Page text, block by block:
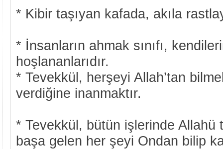
* Kibir taşıyan kafada, akıla
* İnsanların ahmak sınıfı,
hoşlananlarıdır.
* Tevekkül, herşeyi Allah’tan
verdiğine inanmaktır.
* Tevekkül, bütün işlerinde Allahü
başa gelen her şeyi Ondan bilip